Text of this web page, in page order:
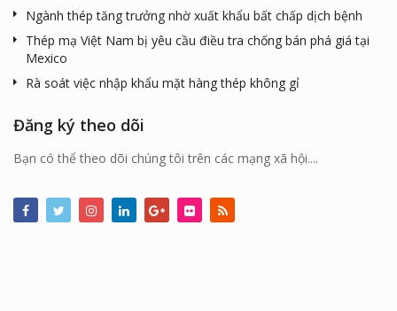
Ngành thép tăng trưởng nhờ xuất khẩu bất chấp dịch bệnh
Thép mạ Việt Nam bị yêu cầu điều tra chống bán phá giá tại
Mexico
Rà soát việc nhập khẩu mặt hàng thép không gỉ
Đăng ký theo dõi
Bạn có thể theo dõi chúng tôi trên các mạng xã hội....